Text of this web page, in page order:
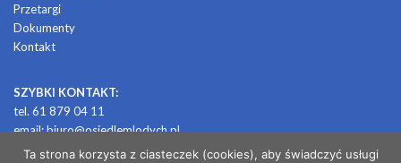
Przetargi
Dokumenty
Kontakt
SZYBKI KONTAKT:
tel. 61 879 04 11
email:biuro@osiedlemlodych.pl
Ta strona korzysta z ciasteczek (cookies), aby świadczyć usługi